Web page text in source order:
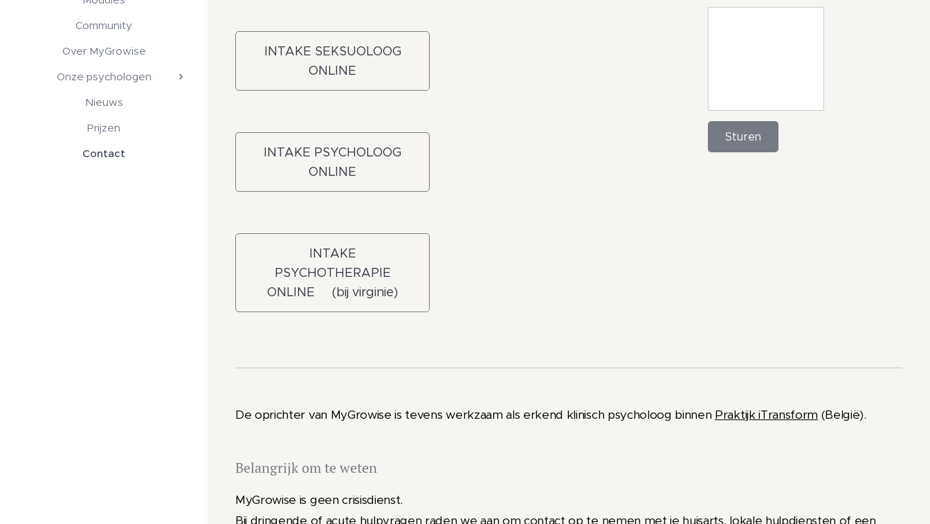
Community
Over MyGrowise
Onze psychologen
Nieuws
Prijzen
Contact
INTAKE SEKSUOLOOG
ONLINE
INTAKE PSYCHOLOOG
ONLINE
INTAKE
PSYCHOTHERAPIE
ONLINE (bij virginie)
Sturen
De oprichter van MyGrowise is tevens werkzaam als erkend klinisch psycholoog binnen Praktijk iTransform (België).
Belangrijk om te weten
MyGrowise is geen crisisdienst.
Bij dringende of acute hulpvragen raden we aan om contact op te nemen met je huisarts, lokale hulpdiensten of een